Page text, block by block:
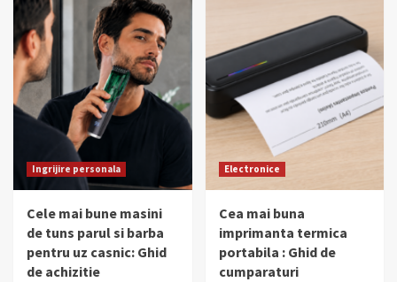
Ingrijire personala
Cele mai bune masini
de tuns parul si barba
pentru uz casnic: Ghid
de achizitie
Electronice
Cea mai buna
imprimanta termica
portabila : Ghid de
cumparaturi